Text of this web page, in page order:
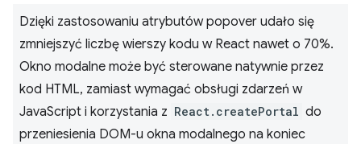
Dzięki zastosowaniu atrybutów popover udało się
zmniejszyć liczbę wierszy kodu w React nawet o 70%.
Okno modalne może być sterowane natywnie przez
kod HTML, zamiast wymagać obsługi zdarzeń w
JavaScript i korzystania z React.createPortal do
przeniesienia DOM-u okna modalnego na koniec